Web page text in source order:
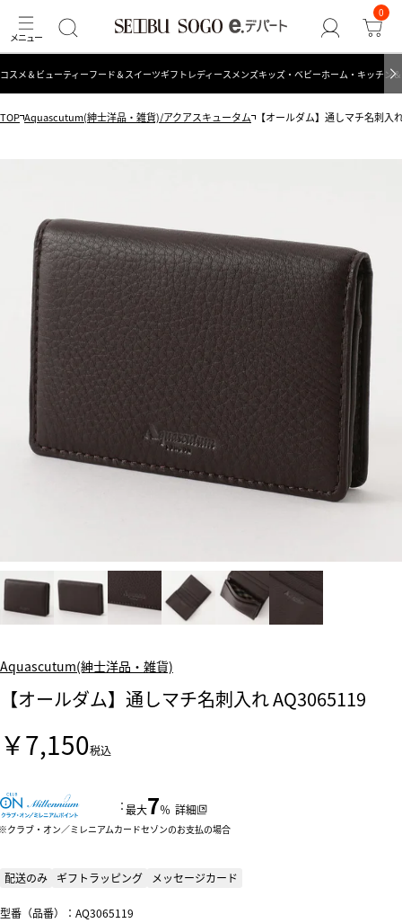
0
コスメ＆ビューティーフード＆スイーツギフト レディース メンズキッズ・ベビーホーム・キッチン
TOP Aquascutum(紳士洋品・雑貨)/アクアスキュータム 【オールダム】通しマチ名刺入
Aquascutum(紳士洋品・雑貨)
【オールダム】通しマチ名刺入れ AQ3065119
￥7,150税込
：最大7％ 詳細
クラブ・オン／ミレニアムカードセゾンのお支払の場合
配送のみ ギフトラッピング メッセージカード
型番（品番）：AQ3065119